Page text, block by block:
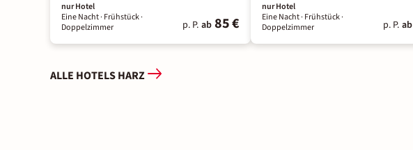
nur Hotel
Eine Nacht· Frühstück·
Doppelzimmer
p. P. ab 85 €
nur Hotel
Eine Nacht· Frühstück·
Doppelzimmer
p. P. ab
ALLE HOTELS HARZ